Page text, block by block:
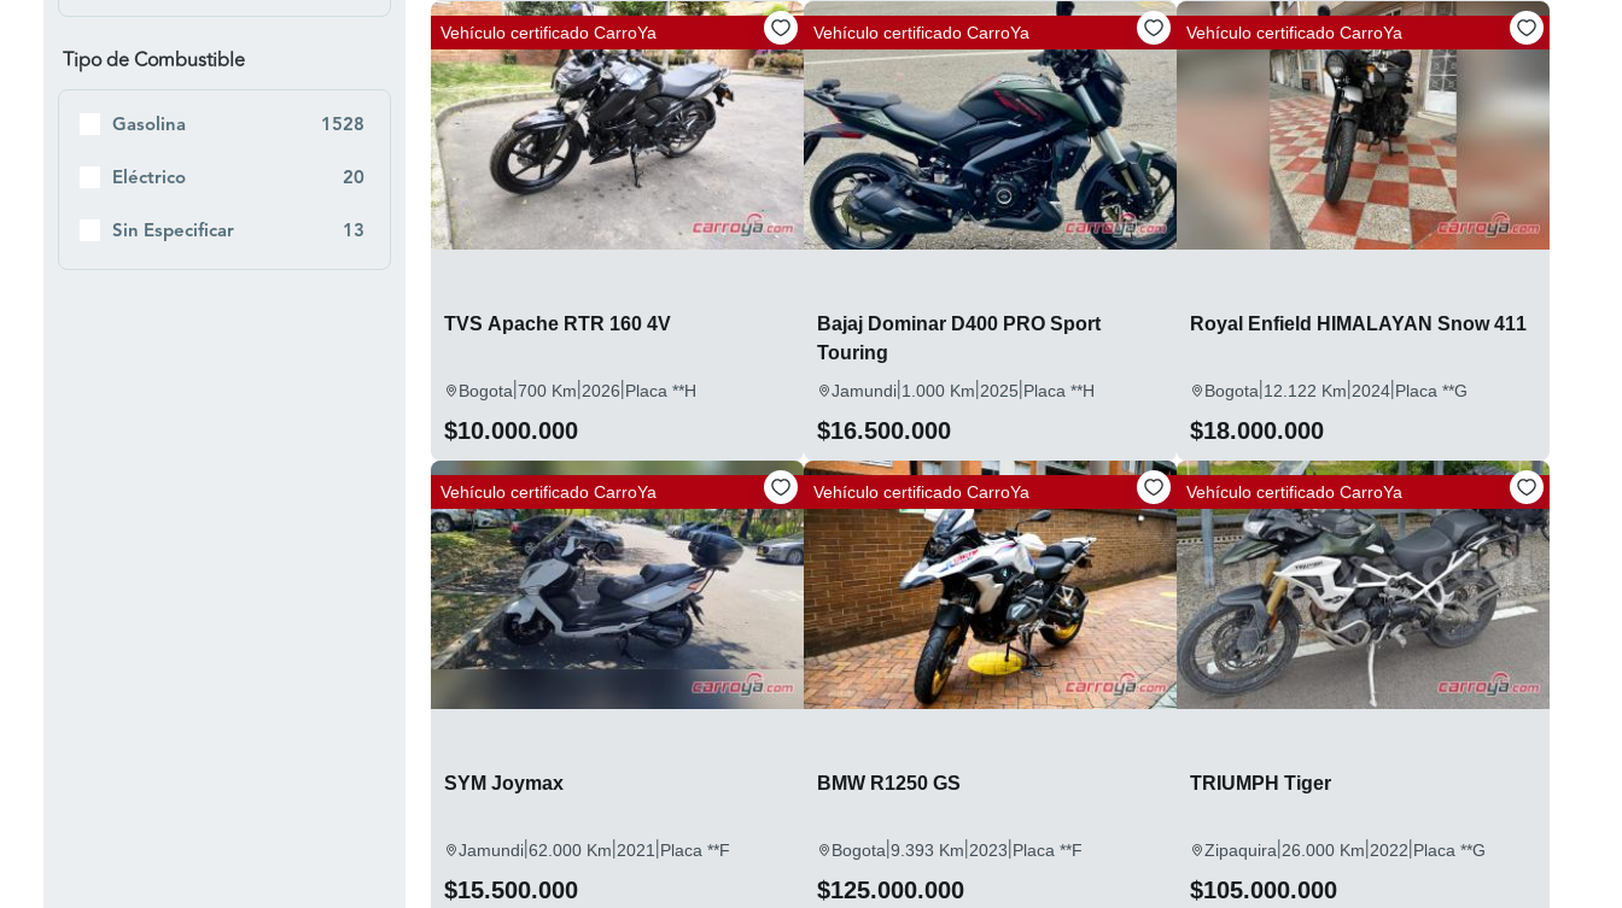
Keeway
53
Kymco 53
Piaggio
Tipo de Combustible
Gasolina 1528
Eléctrico 20
Sin Especificar 13
Vehículo certificadoCarroYa
TVS Apache RTR 160 4V
Bogota|700 Km|2026|Placa **H
$10.000.000
Vehículo certificadoCarroYa
Bajaj Dominar D400 PRO Sport
Touring
Jamundi|1.000 Km|2025|Placa **H
$16.500.000
Vehículo certificado CarroYa
Royal Enfield HIMALAYAN Snow 411
Bogota|12.122 Km|2024|Placa **G
$18.000.000
Vehículo certificadoCarroYa
SYM Joymax
Jamundi|62.000 Km|2021|Placa **F
$15.500.000
Vehículo certificadoCarroYa
BMW R1250 GS
Bogota|9.393 Km|2023|Placa **F
$125.000.000
Vehículo certificado CarroYa
TRIUMPH Tiger
Zipaquira|26.000 Km|2022|Placa **G
$105.000.000